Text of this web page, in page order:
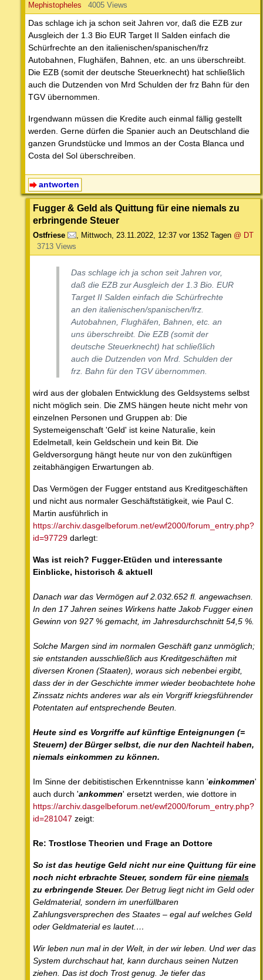
Mephistopheles
4005 Views
Das schlage ich ja schon seit Jahren vor, daß die EZB zur
Ausgleich der 1.3 Bio EUR Target II Salden einfach die
Schürfrechte an den italienischen/spanischen/frz
Autobahnen, Flughäfen, Bahnen, etc. an uns überschreibt.
Die EZB (somit der deutsche Steuerknecht) hat schließlich
auch die Dutzenden von Mrd Schulden der frz Bahn für den
TGV übernommen.
Irgendwann müssen die Kredite auch einmal fällig gestellt
werden. Gerne dürfen die Spanier auch an Deutschland die
ganzen Grundstücke und Immos an der Costa Blanca und
Costa del Sol überschreiben.
antworten
Fugger & Geld als Quittung für eine niemals zu
erbringende Steuer
Ostfriese Mittwoch, 23.11.2022, 12:37 vor 1352 Tagen @ DT
3713 Views
Das schlage ich ja schon seit Jahren vor,
daß die EZB zur Ausgleich der 1.3 Bio. EUR
Target II Salden einfach die Schürfrechte
an den italienischen/spanischen/frz.
Autobahnen, Flughäfen, Bahnen, etc. an
uns überschreibt. Die EZB (somit der
deutsche Steuerknecht) hat schließlich
auch die Dutzenden von Mrd. Schulden der
frz. Bahn für den TGV übernommen.
wird aus der globalen Entwicklung des Geldsystems selbst
nicht möglich sein. Die ZMS hängen heute nicht mehr von
einzelnen Personen und Gruppen ab: Die
Systemeigenschaft 'Geld' ist keine Naturalie, kein
Edelmetall, kein Geldschein und kein Bit. Die
Geldversorgung hängt heute nur von den zukünftigen
zeitabhängigen Erwartungen ab.
Das Vermögen der Fugger entstand aus Kreditgeschäften
und nicht aus normaler Geschäftstätigkeit, wie Paul C.
Martin ausführlich in
https://archiv.dasgelbeforum.net/ewf2000/forum_entry.php?
id=97729 darlegt:
Was ist reich? Fugger-Etüden und interessante
Einblicke, historisch & aktuell
Danach war das Vermögen auf 2.032.652 fl. angewachsen.
In den 17 Jahren seines Wirkens hatte Jakob Fugger einen
Gewinn von 927 % gemacht, im Jahresdurchschnitt 54,5 %.
Solche Margen sind im normalen Geschäft ganz unmöglich;
sie entstanden ausschließlich aus Kreditgeschäften mit
diversen Kronen (Staaten), woraus sich nebenbei ergibt,
dass der in der Geschichte immer wieder beobachtete hohe
Zinssatz nichts anderes war als ein Vorgriff kriegsführender
Potentaten auf entsprechende Beuten.
Heute sind es Vorgriffe auf künftige Enteignungen (=
Steuern) der Bürger selbst, die nur den Nachteil haben,
niemals einkommen zu können.
Im Sinne der debitistischen Erkenntnisse kann 'einkommen'
auch durch 'ankommen' ersetzt werden, wie dottore in
https://archiv.dasgelbeforum.net/ewf2000/forum_entry.php?
id=281047 zeigt:
Re: Trostlose Theorien und Frage an Dottore
So ist das heutige Geld nicht nur eine Quittung für eine
noch nicht erbrachte Steuer, sondern für eine niemals
zu erbringende Steuer. Der Betrug liegt nicht im Geld oder
Geldmaterial, sondern im unerfüllbaren
Zahlungsversprechen des Staates – egal auf welches Geld
oder Geldmaterial es lautet.…
Wir leben nun mal in der Welt, in der wir leben. Und wer das
System durchschaut hat, kann durchaus seinen Nutzen
ziehen. Das ist doch Trost genug. Je tiefer das